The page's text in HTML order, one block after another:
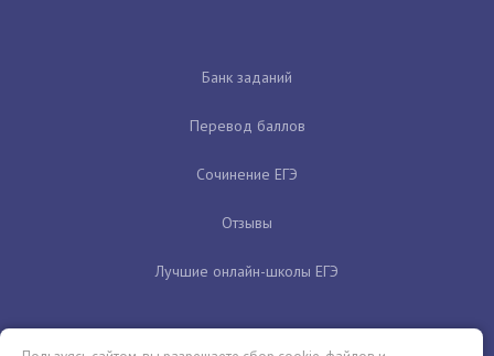
Банк заданий
Перевод баллов
Сочинение ЕГЭ
Отзывы
Лучшие онлайн-школы ЕГЭ